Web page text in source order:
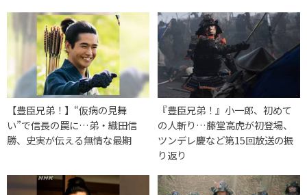
【豊臣兄弟！】“仮病の見舞
い”で信長の罠に…弟・織田信
勝、史実が伝える無情な最期
『豊臣兄弟！』小一郎、初めて
の人斬り…藤堂高虎が初登場、
ツンデレ慶など第15回放送の振
り返り